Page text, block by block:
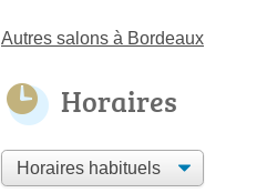
Autres salons à Bordeaux
Horaires